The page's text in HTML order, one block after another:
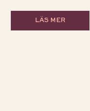
LÄS MER